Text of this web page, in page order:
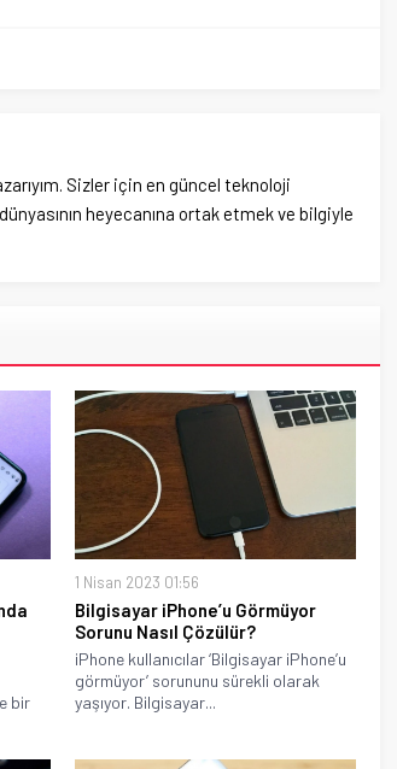
Sizler için en güncel teknoloji
heyecanına ortak etmek ve bilgiyle
bir
1 Nisan 2023 01:56
Bilgisayar iPhone’u Görmüyor
Sorunu Nasıl Çözülür?
iPhone kullanıcılar ‘Bilgisayar iPhone’u
görmüyor’ sorununu sürekli olarak
yaşıyor. Bilgisayar...